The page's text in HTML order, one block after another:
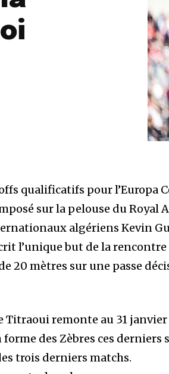
qualificatifs pour l’Europa
sur la pelouse du Royal
algériens Kevin
l’unique but de la rencontre
20 mètres sur une passe
Titraoui remonte au 31
des Zèbres ces derniers
trois derniers matchs.